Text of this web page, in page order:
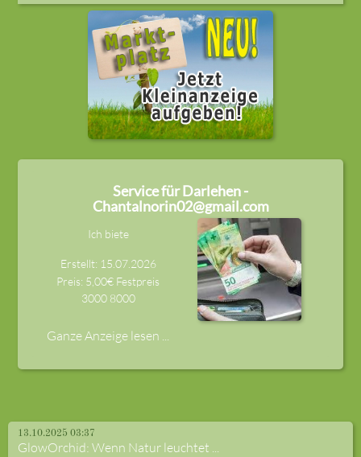
Service für Darlehen -
Chantalnorin02@gmail.com
Ich biete
Erstellt: 15.07.2026
Preis: 5,00€ Festpreis
3000 8000
Ganze Anzeige lesen ...
13.10.2025 03:37
GlowOrchid: Wenn Natur leuchtet ...